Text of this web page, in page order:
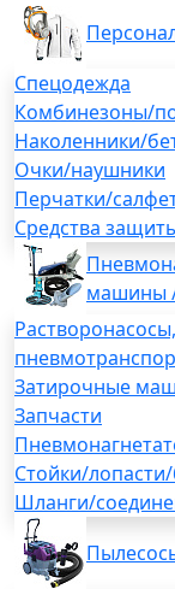
Спецодежда
Комбинезоны/
Наколенники/
Очки/наушники
Перчатки/
Средства
машины
Затирочные
Запчасти
Стойки/
Шланги/